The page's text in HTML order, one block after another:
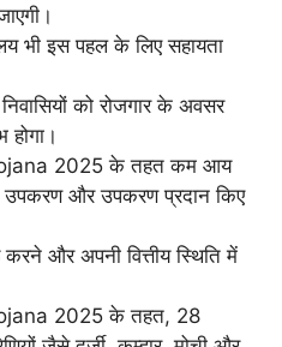
भी इस पहल के लिए सहायता
को रोजगार के अवसर
2025 के तहत कम आय
उपकरण और उपकरण प्रदान किए
और अपनी वित्तीय स्थिति में
2025 के तहत, 28